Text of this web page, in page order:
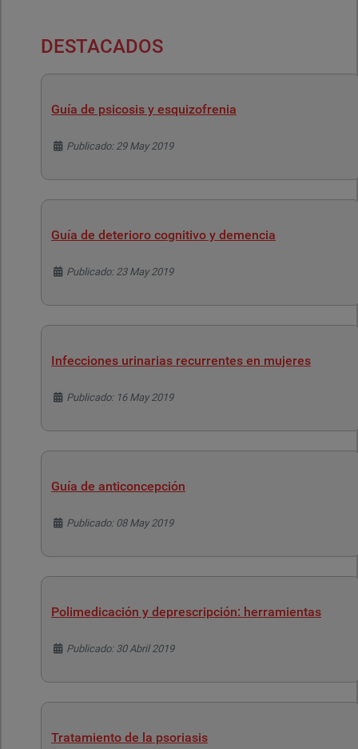
DESTACADOS
Guía de psicosis y esquizofrenia
Detalles
Publicado: 29 May 2019
Guía de deterioro cognitivo y demencia
Detalles
Publicado: 23 May 2019
Infecciones urinarias recurrentes en mujeres
Detalles
Publicado: 16 May 2019
Guía de anticoncepción
Detalles
Publicado: 08 May 2019
Polimedicación y deprescripción: herramientas
Detalles
Publicado: 30 Abril 2019
Tratamiento de la psoriasis